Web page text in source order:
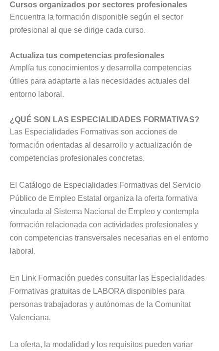
Cursos organizados por sectores profesionales
Encuentra la formación disponible según el sector
profesional al que se dirige cada curso.
Actualiza tus competencias profesionales
Amplía tus conocimientos y desarrolla competencias
útiles para adaptarte a las necesidades actuales del
entorno laboral.
¿QUÉ SON LAS ESPECIALIDADES FORMATIVAS?
Las Especialidades Formativas son acciones de
formación orientadas al desarrollo y actualización de
competencias profesionales concretas.
El Catálogo de Especialidades Formativas del Servicio
Público de Empleo Estatal organiza la oferta formativa
vinculada al Sistema Nacional de Empleo y contempla
formación relacionada con actividades profesionales y
con competencias transversales necesarias en el entorno
laboral.
En Link Formación puedes consultar las Especialidades
Formativas gratuitas de LABORA disponibles para
personas trabajadoras y autónomas de la Comunitat
Valenciana.
La oferta, la modalidad y los requisitos pueden variar